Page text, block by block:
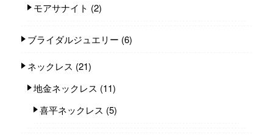
モアサナイト (2)
ブライダルジュエリー (6)
ネックレス (21)
地金ネックレス (11)
喜平ネックレス (5)